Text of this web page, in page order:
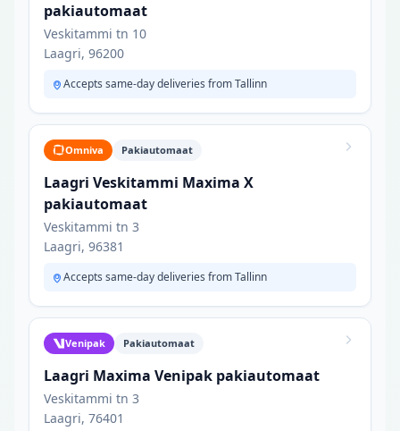
pakiautomaat
Veskitammi tn 10
Laagri, 96200
Accepts same-day deliveries from Tallinn
Omniva Pakiautomaat
Laagri Veskitammi Maxima X
pakiautomaat
Veskitammi tn 3
Laagri, 96381
Accepts same-day deliveries from Tallinn
Venipak Pakiautomaat
Laagri Maxima Venipak pakiautomaat
Veskitammi tn 3
Laagri, 76401